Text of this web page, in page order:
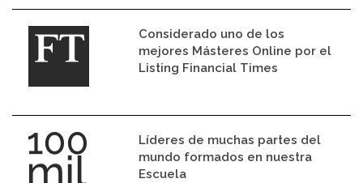
Considerado uno de los
mejores Másteres Online por el
Listing Financial Times
Líderes de muchas partes del
mundo formados en nuestra
Escuela